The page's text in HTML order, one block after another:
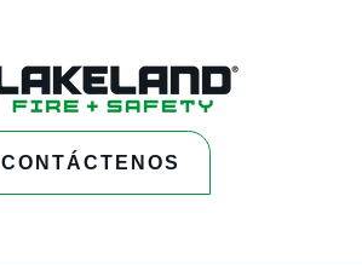
CONTÁCTENOS